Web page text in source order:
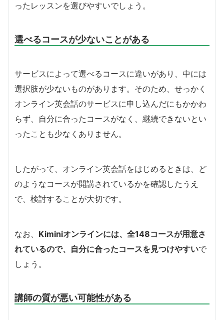
ったレッスンを選びやすいでしょう。
選べるコースが少ないことがある
サービスによって選べるコースに違いがあり、中には
選択肢が少ないものがあります。そのため、せっかく
オンライン英会話のサービスに申し込んだにもかかわ
らず、自分に合ったコースがなく、継続できないとい
ったことも少なくありません。
したがって、オンライン英会話をはじめるときは、ど
のようなコースが開講されているかを確認したうえ
で、検討することが大切です。
なお、 Kiminiオンラインには、全148コースが用意さ
れているので、自分に合ったコースを見つけやすいで
しょう。
講師の質が悪い可能性がある